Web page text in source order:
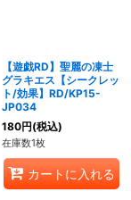
【遊戯RD】聖麗の凍士
グラキエス【シークレッ
ト/効果】RD/KP15-
JP034
180円(税込)
在庫数1枚
カートに入れる